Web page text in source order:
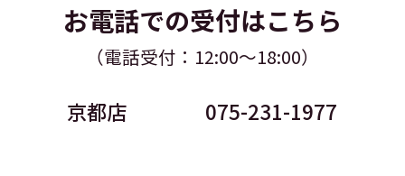
お電話での受付はこちら
（電話受付：12:00～18:00）
京都店 075-231-1977